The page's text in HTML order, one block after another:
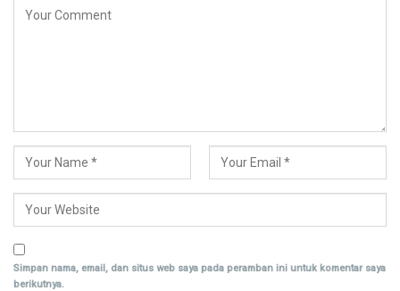
Simpan nama, email, dan situs web saya pada peramban ini untuk komentar saya
berikutnya.